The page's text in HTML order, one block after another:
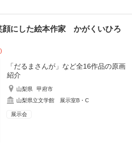
顔にした絵本作家 かがくいひろ
「だるまさんが」など全16作品の原画
紹介
山梨県
甲府市
山梨県立文学館 展示室B・C
展示会